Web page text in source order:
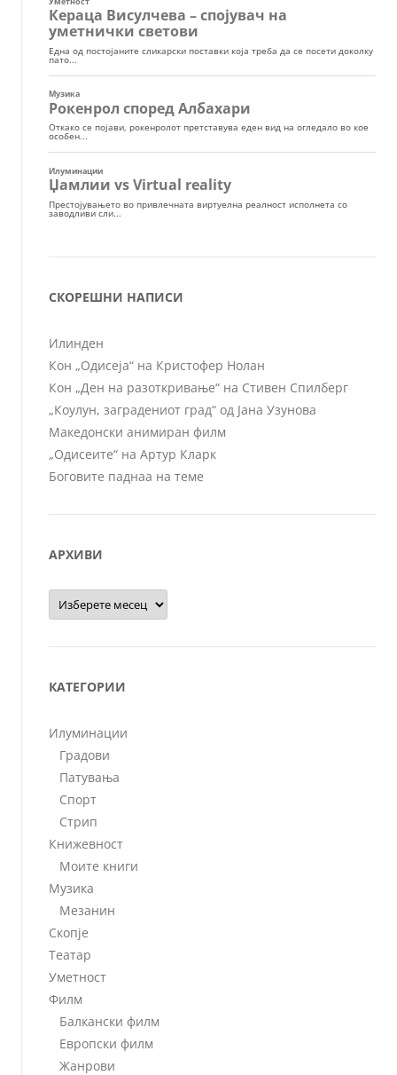
СКОРЕШНИ НАПИСИ
Илинден
Кон „Одисеја“ на Кристофер Нолан
Кон „Ден на разоткривање“ на Стивен Спилберг
„Коулун, заградениот град“ од Јана Узунова
Македонски анимиран филм
„Одисеите“ на Артур Кларк
Боговите паднаа на теме
АРХИВИ
Архиви
КАТЕГОРИИ
Илуминации
Градови
Патувања
Спорт
Стрип
Книжевност
Моите книги
Музика
Мезанин
Скопје
Театар
Уметност
Филм
Балкански филм
Европски филм
Жанрови